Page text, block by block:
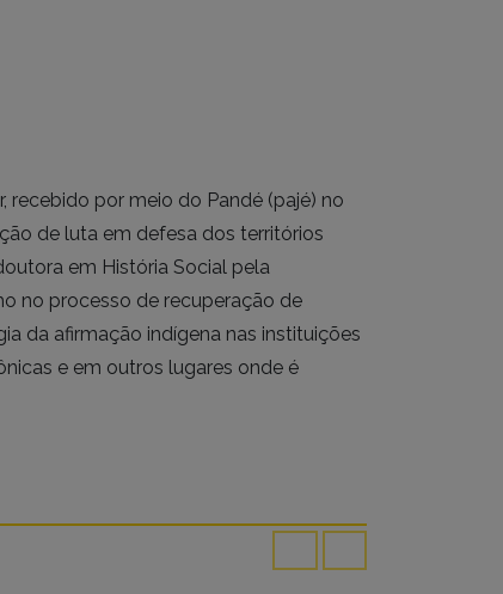
recebido por meio do Pandé (pajé) no
de luta em defesa dos territórios
em História Social pela
no processo de recuperação de
da afirmação indígena nas instituições
e em outros lugares onde é